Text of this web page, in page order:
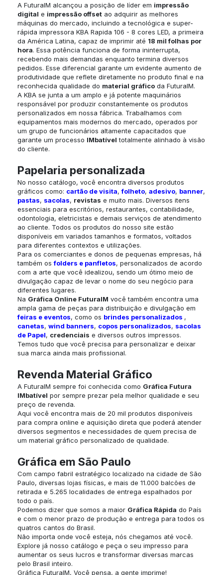
A FuturaIM alcançou a posição de líder em impressão
digital e impressão offset ao adquirir as melhores
máquinas do mercado, incluindo a tecnológica e super-
rápida impressora KBA Rapida 106 - 8 cores LED, a primeira
da América Latina, capaz de imprimir até 18 mil folhas por
hora. Essa potência funciona de forma ininterrupta,
recebendo mais demandas enquanto termina diversos
pedidos. Esse diferencial garante um evidente aumento de
produtividade que reflete diretamente no produto final e na
reconhecida qualidade do material gráfico da FuturaIM.
A KBA se junta a um amplo e já potente maquinários
responsável por produzir constantemente os produtos
personalizados em nossa fábrica. Trabalhamos com
equipamentos mais modernos do mercado, operados por
um grupo de funcionários altamente capacitados que
garante um processo IMbatível totalmente alinhado à visão
do cliente.
Papelaria personalizada
No nosso catálogo, você encontra diversos produtos
gráficos como: cartão de visita,folheto, adesivo, banner,
pastas, sacolas, revistas e muito mais. Diversos itens
essenciais para escritórios, restaurantes, contabilidade,
odontologia, eletricistas e demais serviços de atendimento
ao cliente. Todos os produtos do nosso site estão
disponíveis em variados tamanhos e formatos, voltados
para diferentes contextos e utilizações.
Para os comerciantes e donos de pequenas empresas, há
também osfolders e panfletos, personalizados de acordo
com a arte que você idealizou, sendo um ótimo meio de
divulgação capaz de levar o nome do seu negócio para
diferentes lugares.
Na Gráfica Online FuturaIM você também encontra uma
ampla gama de peças para distribuição e divulgação em
feiras e eventos, como os brindes personalizados ,
canetas, wind banners, copos personalizados, sacolas
de Papel, credenciais e diversos outros impressos.
Temos tudo que você precisa para personalizar e deixar
sua marca ainda mais profissional.
Revenda Material Gráfico
A FuturaIM sempre foi conhecida como Gráfica Futura
IMbatível por sempre prezar pela melhor qualidade e seu
preço de revenda.
Aqui você encontra mais de 20 mil produtos disponíveis
para compra online e aquisição direta que poderá atender
diversos segmentos e necessidades de quem precisa de
um material gráfico personalizado de qualidade.
Gráfica em São Paulo
Com campo fabril estratégico localizado na cidade de São
Paulo, diversas lojas físicas, e mais de 11.000 balcões de
retirada e 5.265 localidades de entrega espalhados por
todo o país.
Podemos dizer que somos a maior Gráfica Rápida do País
e com o menor prazo de produção e entrega para todos os
quatros cantos do Brasil.
Não importa onde você esteja, nós chegamos até você.
Explore já nosso catálogo e peça o seu impresso para
aumentar os seus lucros e transformar diversas marcas
pelo Brasil inteiro.
Gráfica FuturaIM, Você pensa, a gente imprime!